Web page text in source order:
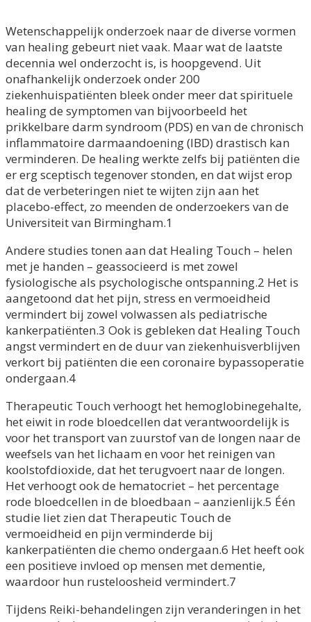
Wetenschappelijk onderzoek naar de diverse vormen
van healing gebeurt niet vaak. Maar wat de laatste
decennia wel onderzocht is, is hoopgevend. Uit
onafhankelijk onderzoek onder 200
ziekenhuispatiënten bleek onder meer dat spirituele
healing de symptomen van bijvoorbeeld het
prikkelbare darm syndroom (PDS) en van de chronisch
inflammatoire darmaandoening (IBD) drastisch kan
verminderen. De healing werkte zelfs bij patiënten die
er erg sceptisch tegenover stonden, en dat wijst erop
dat de verbeteringen niet te wijten zijn aan het
placebo-effect, zo meenden de onderzoekers van de
Universiteit van Birmingham.1
Andere studies tonen aan dat Healing Touch – helen
met je handen – geassocieerd is met zowel
fysiologische als psychologische ontspanning.2 Het is
aangetoond dat het pijn, stress en vermoeidheid
vermindert bij zowel volwassen als pediatrische
kankerpatiënten.3 Ook is gebleken dat Healing Touch
angst vermindert en de duur van ziekenhuisverblijven
verkort bij patiënten die een coronaire bypassoperatie
ondergaan.4
Therapeutic Touch verhoogt het hemoglobinegehalte,
het eiwit in rode bloedcellen dat verantwoordelijk is
voor het transport van zuurstof van de longen naar de
weefsels van het lichaam en voor het reinigen van
koolstofdioxide, dat het terugvoert naar de longen.
Het verhoogt ook de hematocriet – het percentage
rode bloedcellen in de bloedbaan – aanzienlijk.5 Één
studie liet zien dat Therapeutic Touch de
vermoeidheid en pijn verminderde bij
kankerpatiënten die chemo ondergaan.6 Het heeft ook
een positieve invloed op mensen met dementie,
waardoor hun rusteloosheid vermindert.7
Tijdens Reiki-behandelingen zijn veranderingen in het